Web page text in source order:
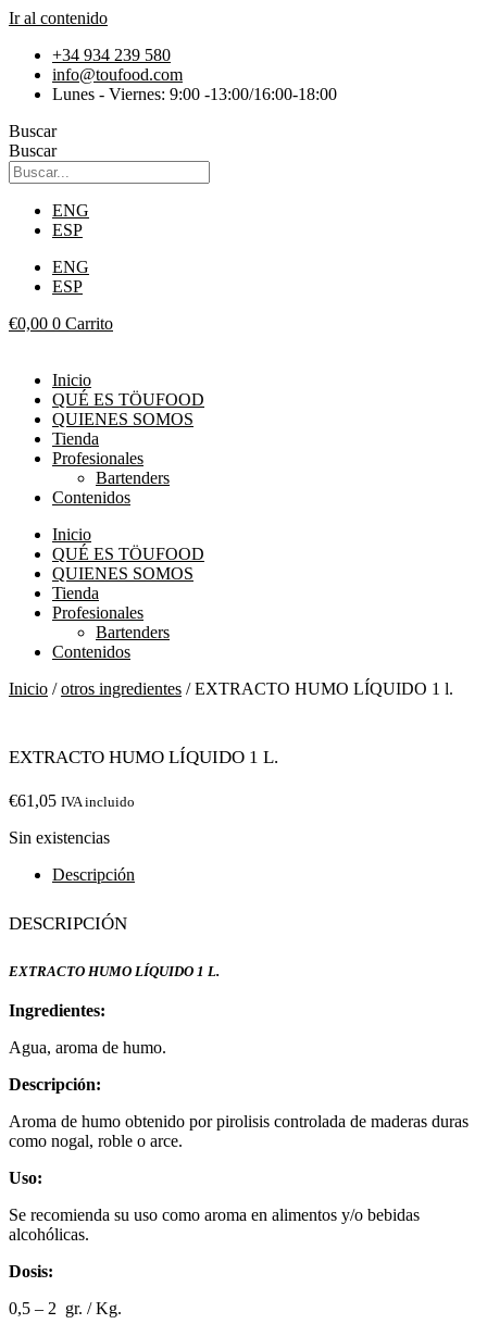
Ir al contenido
+34 934 239 580
info@toufood.com
Lunes - Viernes: 9:00 -13:00/16:00-18:00
Buscar
Buscar
ENG
ESP
ENG
ESP
€0,00 0 Carrito
Inicio
QUÉ ES TÖUFOOD
QUIENES SOMOS
Tienda
Profesionales
Bartenders
Contenidos
Inicio
QUÉ ES TÖUFOOD
QUIENES SOMOS
Tienda
Profesionales
Bartenders
Contenidos
Inicio /otros ingredientes / EXTRACTO HUMO LÍQUIDO 1 l.
EXTRACTO HUMO LÍQUIDO 1 l.
€61,05 IVA incluido
Sin existencias
Descripción
Descripción
EXTRACTO HUMO LÍQUIDO 1 L.
Ingredientes:
Agua, aroma de humo.
Descripción:
Aroma de humo obtenido por pirolisis controlada de maderas duras
como nogal, roble o arce.
Uso:
Se recomienda su uso como aroma en alimentos y/o bebidas
alcohólicas.
Dosis:
0,5 – 2 gr. / Kg.